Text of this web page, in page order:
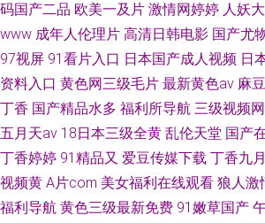
码国产二品 欧美一及片 激情网婷婷 人妖
www 成年人伦理片 高清日韩电影 国产尤
97视屏 91看片入口 日本国产成人视频 日
资料入口 黄色网三级毛片 最新黄色av 麻
丁香 国产精品水多 福利所导航 三级视频
五月天av 18日本三级全黄 乱伦天堂 国产
丁香婷婷 91精品又 爱豆传媒下载 丁香九
视频黄 A片com 美女福利在线观看 狼人激
福利导航 黄色三级最新免费 91嫩草国产